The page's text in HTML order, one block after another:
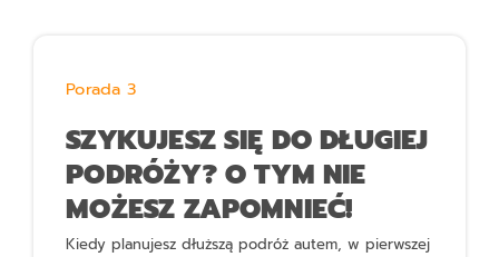
Porada 3
SZYKUJESZ SIĘ DO DŁUGIEJ
PODRÓŻY? O TYM NIE
MOŻESZ ZAPOMNIEĆ!
Kiedy planujesz dłuższą podróż autem, w pierwszej